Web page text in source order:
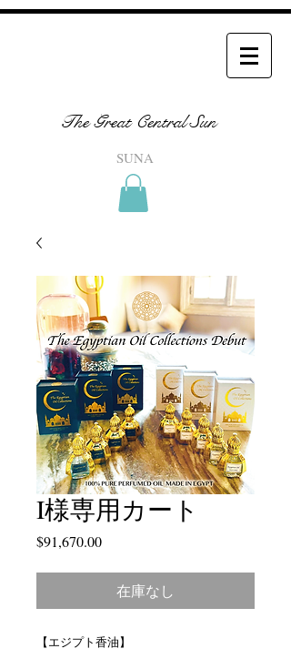
The Great Central Sun
SUNA
I様専用カート
$91,670.00価
在庫なし
【エジプト香油】